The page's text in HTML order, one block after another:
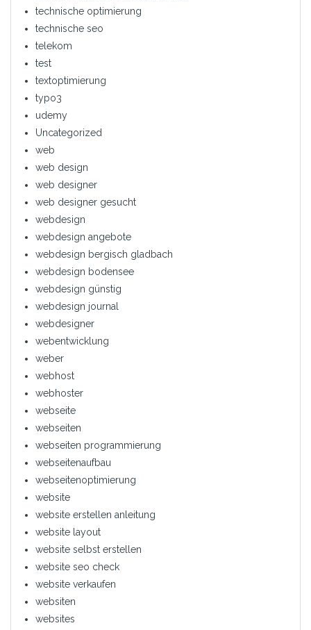
technische optimierung
technische seo
telekom
test
textoptimierung
typo3
udemy
Uncategorized
web
web design
web designer
web designer gesucht
webdesign
webdesign angebote
webdesign bergisch gladbach
webdesign bodensee
webdesign günstig
webdesign journal
webdesigner
webentwicklung
weber
webhost
webhoster
webseite
webseiten
webseiten programmierung
webseitenaufbau
webseitenoptimierung
website
website erstellen anleitung
website layout
website selbst erstellen
website seo check
website verkaufen
websiten
websites